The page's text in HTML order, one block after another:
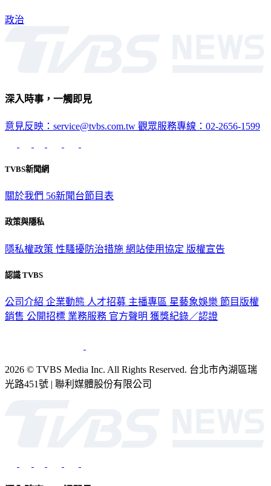
政治
深入時事，一觸即見
意見反映：service@tvbs.com.tw 觀眾服務專線：02-2656-1599
TVBS新聞網
關於我們 56新聞台節目表
政策與隱私
隱私權政策 性騷擾防治措施 網站使用協定 版權宣告
認識 TVBS
公司介紹 企業動態 人才招募 主播專區 星藝象娛樂 節目版權
銷售 公開招標 業務服務 官方聲明 獲獎紀錄／認證
2026 © TVBS Media Inc. All Rights Reserved. 台北市內湖區瑞
光路451號 | 聯利媒體股份有限公司